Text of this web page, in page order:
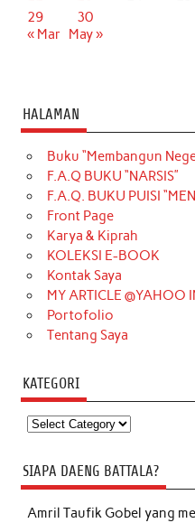
29
30
« Mar
May »
HALAMAN
Buku “Membangun
F.A.Q BUKU “NARSIS”
F.A.Q. BUKU PUISI
Front Page
Karya & Kiprah
KOLEKSI E-BOOK
Kontak Saya
MY ARTICLE @YAHOO
Portofolio
Tentang Saya
KATEGORI
Kategori
SIAPA DAENG BATTALA?
Amril Taufik Gobelyang